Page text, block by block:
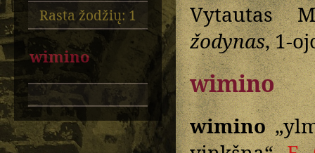
Rasta žodžių: 1
wimino
Vytautas
žodynas, 1-
wimino
wimino